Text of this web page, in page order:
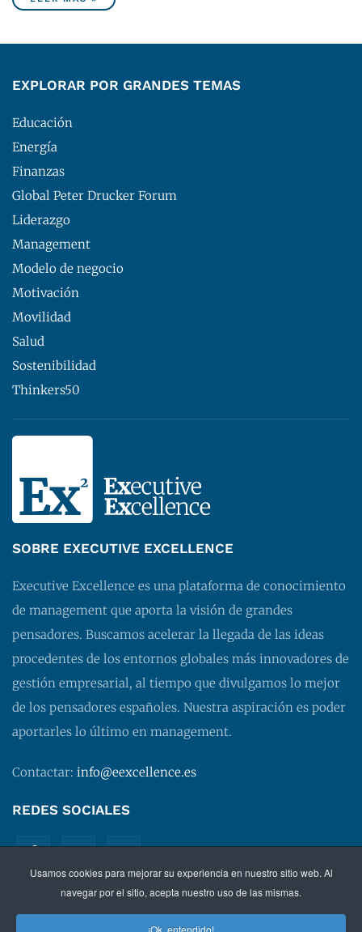
Usamos cookies para mejorar su experiencia en nuestro sitio web. Al
navegar por el sitio, acepta nuestro uso de las mismas.
¡Ok, entendido!
EXPLORAR POR GRANDES TEMAS
Educación
Energía
Finanzas
Global Peter Drucker Forum
Liderazgo
Management
Modelo de negocio
Motivación
Movilidad
Salud
Sostenibilidad
Thinkers50
SOBRE EXECUTIVE EXCELLENCE
Executive Excellence es una plataforma de conocimiento
de management que aporta la visión de grandes
pensadores. Buscamos acelerar la llegada de las ideas
procedentes de los entornos globales más innovadores de
gestión empresarial, al tiempo que divulgamos lo mejor
de los pensadores españoles. Nuestra aspiración es poder
aportarles lo último en management.
Contactar: info@eexcellence.es
REDES SOCIALES